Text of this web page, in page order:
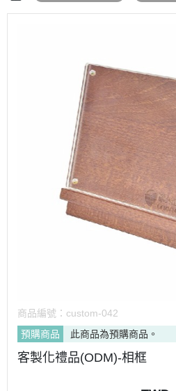
商品編號： custom-042
預購商品
此商品為預購商品。
客製化禮品(ODM)-相框